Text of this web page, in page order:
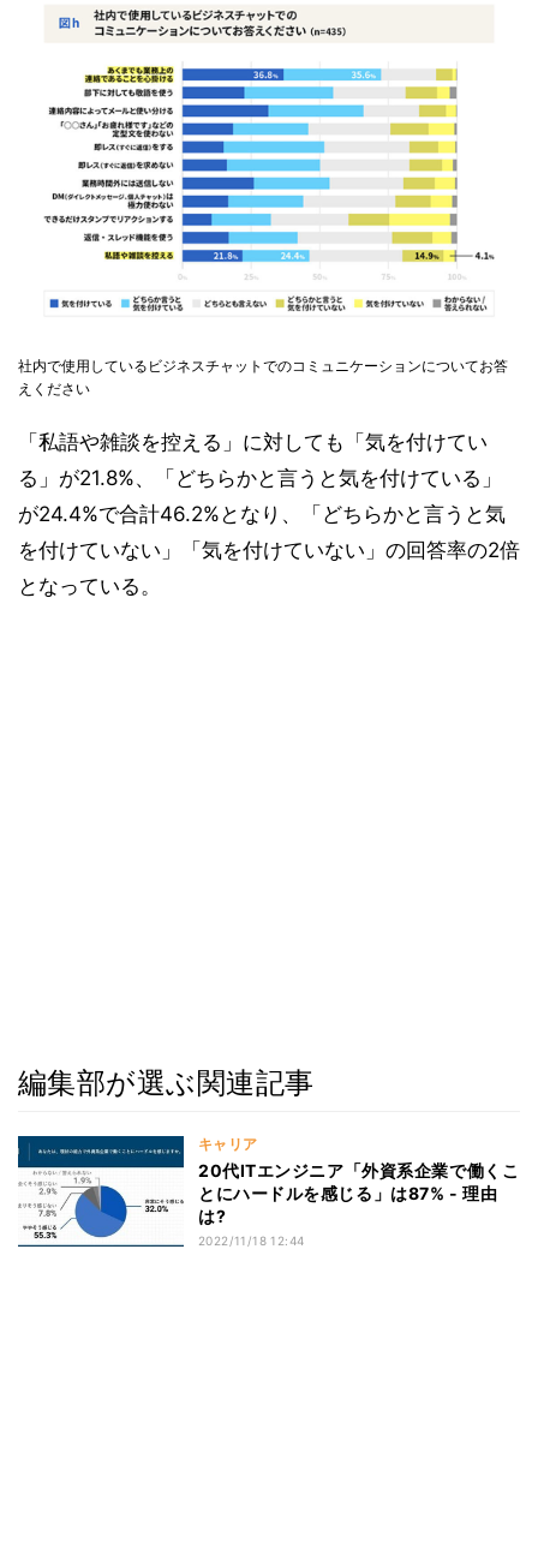
社内で使用しているビジネスチャットでのコミュニケーションについてお答
えください
「私語や雑談を控える」に対しても「気を付けてい
る」が21.8%、「どちらかと言うと気を付けている」
が24.4%で合計46.2%となり、「どちらかと言うと気
を付けていない」「気を付けていない」の回答率の2倍
となっている。
編集部が選ぶ関連記事
キャリア
20代ITエンジニア「外資系企業で働くこ
とにハードルを感じる」は87% - 理由
は?
2022/11/18 12:44